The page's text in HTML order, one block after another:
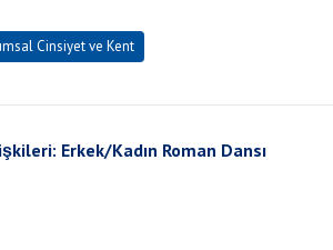
Cinsiyet ve Kent
Erkek/Kadın Roman Dansı